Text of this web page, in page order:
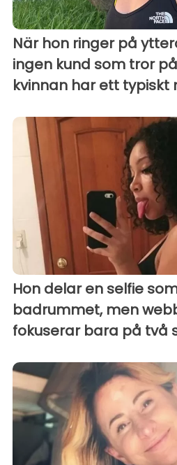
När hon ringer på
ingen kund som tror
kvinnan har ett typiskt
Hon delar en selfie
badrummet, men
fokuserar bara på två